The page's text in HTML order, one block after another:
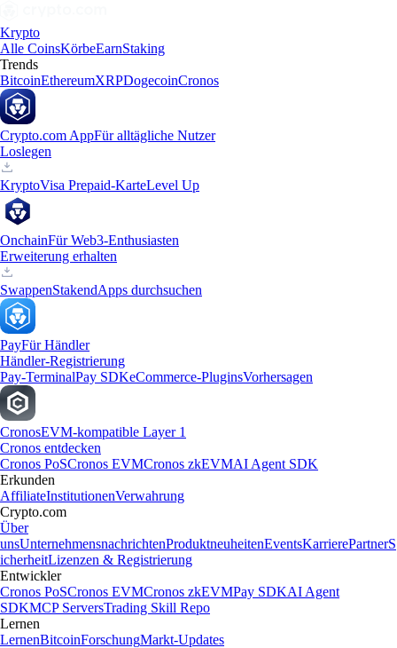
Krypto
Alle CoinsKörbeEarnStaking
Trends
BitcoinEthereumXRPDogecoinCronos
Crypto.com AppFür alltägliche Nutzer
Loslegen
KryptoVisa Prepaid-KarteLevel Up
OnchainFür Web3-Enthusiasten
Erweiterung erhalten
SwappenStakendApps durchsuchen
PayFür Händler
Händler-Registrierung
Pay-TerminalPay SDKeCommerce-PluginsVorhersagen
CronosEVM-kompatible Layer 1
Cronos entdecken
Cronos PoSCronos EVMCronos zkEVMAI Agent SDK
Erkunden
AffiliateInstitutionenVerwahrung
Crypto.com
Über
unsUnternehmensnachrichtenProduktneuheitenEventsKarrierePartnerS
icherheitLizenzen & Registrierung
Entwickler
Cronos PoSCronos EVMCronos zkEVMPay SDKAI Agent
SDKMCP ServersTrading Skill Repo
Lernen
LernenBitcoinForschungMarkt-Updates